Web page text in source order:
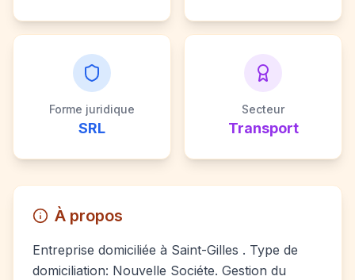
Forme juridique
SRL
Secteur
Transport
À propos
Entreprise domiciliée à Saint-Gilles . Type de
domiciliation: Nouvelle Sociéte. Gestion du